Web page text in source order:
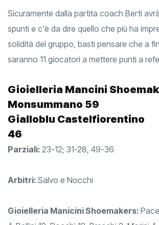
Sicuramente dalla partita coach Berti
spunti e c'è da dire quello che più ha
solidità del gruppo, basti pensare che a
saranno 11 giocatori a mettere punti a
Gioielleria Mancini
Monsummano 59
Gialloblu Castelfiorentino
46
Parziali: 23-12; 31-28, 49-36
Arbitri: Salvo e Nocchi
Gioielleria Manicini Shoemakers: